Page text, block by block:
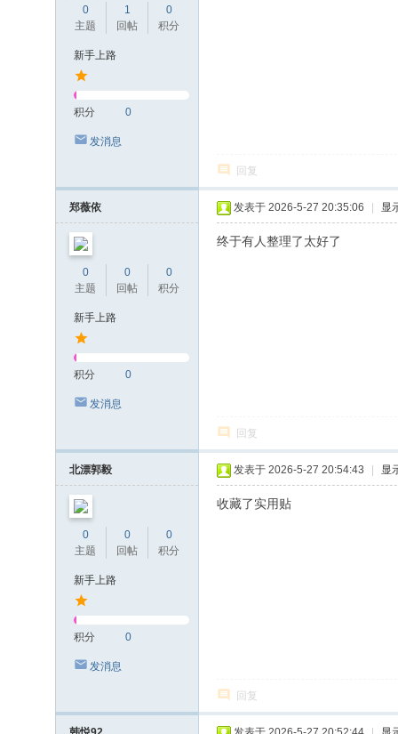
0
主题
1
回帖
0
积分
新手上路
积分 0
发消息
回复
郑薇依
0
主题
0
回帖
0
积分
新手上路
积分 0
发消息
发表于 2026-5-27 20:35:06 显
终于有人整理了太好了
回复
北漂郭毅
0
主题
0
回帖
0
积分
新手上路
积分 0
发消息
发表于 2026-5-27 20:54:43 显
收藏了实用贴
回复